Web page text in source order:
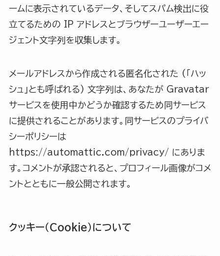
ームに表示されているデータ、そしてスパム検出に役
立てるための IP アドレスとブラウザーユーザーエー
ジェント文字列を収集します。
メールアドレスから作成される匿名化された (「ハッ
シュ」とも呼ばれる) 文字列は、あなたが Gravatar
サービスを使用中かどうか確認するため同サービス
に提供されることがあります。同サービスのプライバ
シーポリシーは
https://automattic.com/privacy/ にありま
す。コメントが承認されると、プロフィール画像がコメ
ントとともに一般公開されます。
クッキー（Cookie）について